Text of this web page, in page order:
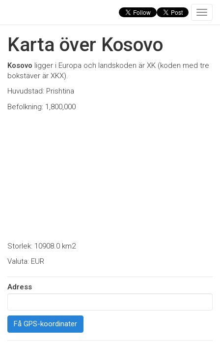
T
o
e
Karta över Kosovo
Kosovo ligger i Europa och landskoden är XK (koden med tre
bokstäver är XKX).
Huvudstad: Prishtina
Befolkning: 1,800,000
Storlek: 10908.0 km2
Valuta: EUR
Adress
Få GPS-koordinater